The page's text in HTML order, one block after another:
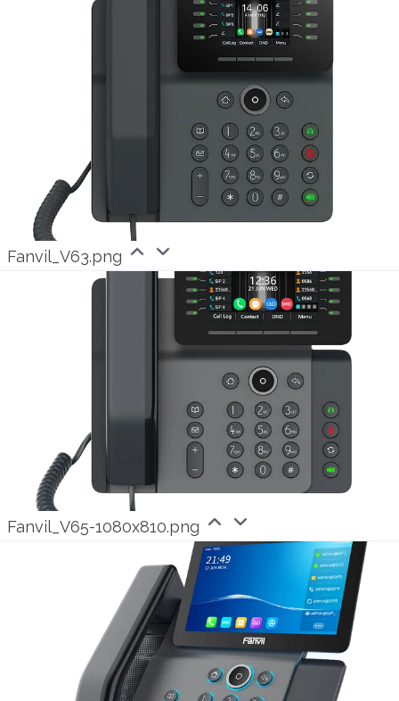
Unsere Expertise hilft internationalen Carriern
im deutschen Voice-Markt zu bestehen.
Weitere Informationen unterwww.outbox.de
About outbox AG:
Based in Cologne, Germany, outbox AG has
been building and operating software-based
solutions around the needs of telecom
providers on their own NGN network for 20
years. We focus specifically on the inter-carrier,
reseller and B2B business. The focus of our
solutions is on scalable automation and user-
friendliness.
The intensive focus on Voice-over-IP products
in the wholesale area quickly made outbox AG a
specialist in this field. Due to the continuous
development of products and services, outbox
AG also offers Voice-over-IP solutions for
enterprises. The product range of outbox AG
additionally includes the provision of phone
numbers from all 5204 German area codes on
Fanvil_V63.png
Fanvil_V65-1080x810.png